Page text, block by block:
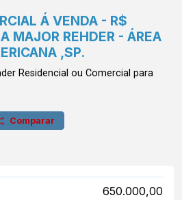
Á VENDA - R$
MAJOR REHDER - ÁREA
,SP.
Residencial ou Comercial para
Comparar
650.000,00